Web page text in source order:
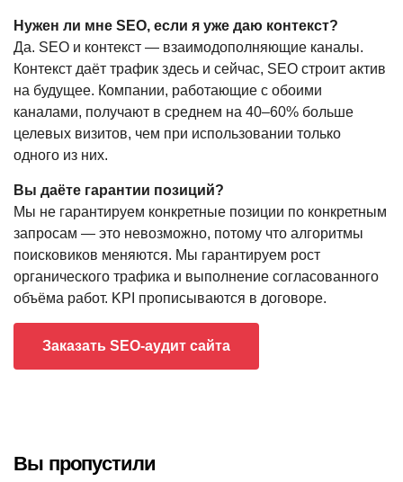
Нужен ли мне SEO, если я уже даю контекст?
Да. SEO и контекст — взаимодополняющие каналы.
Контекст даёт трафик здесь и сейчас, SEO строит актив
на будущее. Компании, работающие с обоими
каналами, получают в среднем на 40–60% больше
целевых визитов, чем при использовании только
одного из них.
Вы даёте гарантии позиций?
Мы не гарантируем конкретные позиции по конкретным
запросам — это невозможно, потому что алгоритмы
поисковиков меняются. Мы гарантируем рост
органического трафика и выполнение согласованного
объёма работ. KPI прописываются в договоре.
Заказать SEO-аудит сайта
Вы пропустили